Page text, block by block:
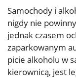
Samochody i
nigdy nie
jednak czasem
zaparkowanym
picie alkoholu w
kierownicą, jest